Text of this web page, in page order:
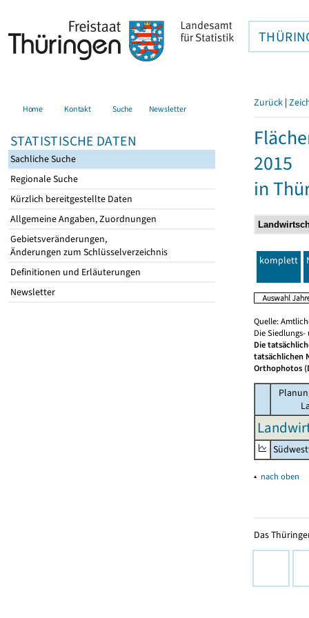
Home Kontakt Suche Newsletter
STATISTISCHE DATEN
Sachliche Suche
Regionale Suche
Kürzlich bereitgestellte Daten
Allgemeine Angaben, Zuordnungen
Gebietsveränderungen,
Änderungen zum Schlüsselverzeichnis
Definitionen und Erläuterungen
Newsletter
Zurück |
2015
in
komplett
Quelle:
Die
Die
tatsächlichen
Orthophotos
▴ nach oben
Das